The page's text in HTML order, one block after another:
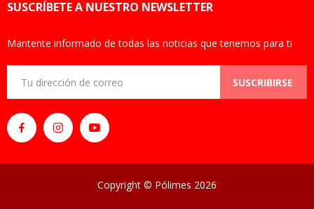
SUSCRÍBETE A NUESTRO NEWSLETTER
Mantente informado de todas las noticias que tenemos para ti
SUSCRIBIRSE
Copyright © Pólimes 2026